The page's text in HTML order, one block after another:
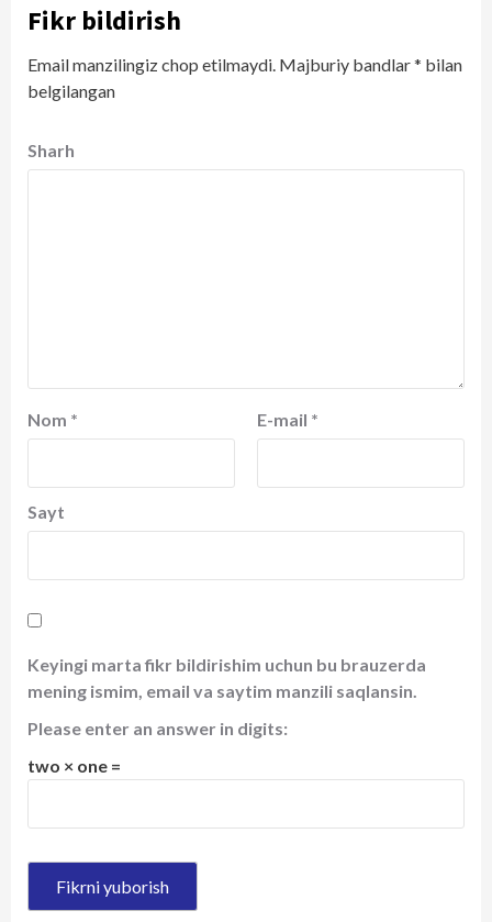
Fikr bildirish
Email manzilingiz chop etilmaydi. Majburiy bandlar* bilan
belgilangan
Sharh
Nom * E-mail *
Sayt
Keyingi marta fikr bildirishim uchun bu brauzerda
mening ismim, email va saytim manzili saqlansin.
Please enter an answer in digits:
two × one =